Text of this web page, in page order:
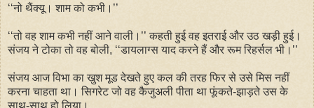
‘‘नो थैंक्यू। शाम को कभी।’’
‘‘तो वह शाम कभी नहीं आने वाली।’’ कहती हुई वह इतराई और उठ खड़ी हुई।
संजय ने टोका तो वह बोली, ‘‘डायलाग्स याद करने हैं और रूम रिहर्सल भी।’’
संजय आज विभा का खुश मूड देखते हुए कल की तरह फिर से उसे मिस नहीं
करना चाहता था। सिगरेट जो वह कैजुअली पीता था फूंकते-झाड़ते उस के